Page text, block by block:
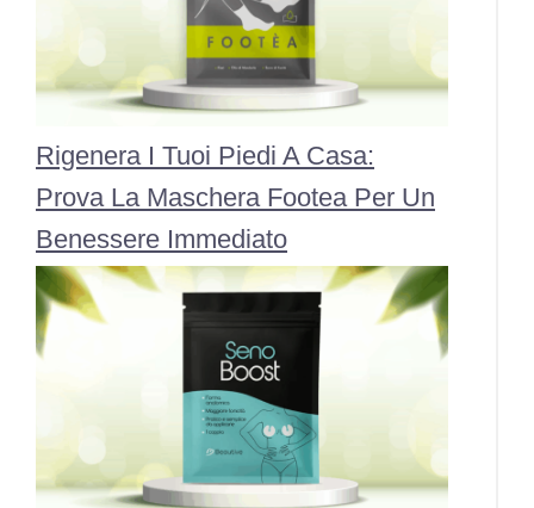
Rigenera I Tuoi Piedi A Casa:
Prova La Maschera Footea Per Un
Benessere Immediato